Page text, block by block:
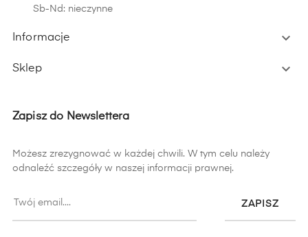
Sb-Nd: nieczynne
Informacje 
Sklep 
Zapisz do Newslettera
Możesz zrezygnować w każdej chwili. W tym celu należy
odnaleźć szczegóły w naszej informacji prawnej.
ZAPISZ